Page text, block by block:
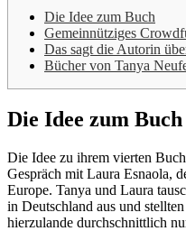
Die Idee zum Buch
Gemeinnütziges
Das sagt die Autorin
Bücher von Tanya
Die Idee zum Buch
Die Idee zu ihrem vierten
Gespräch mit Laura Esnaola,
Europe. Tanya und Laura
in Deutschland aus und
hierzulande durchschnittlich